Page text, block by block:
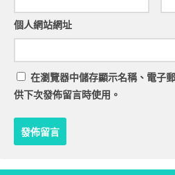
個人網站網址
在瀏覽器中儲存顯示名稱、電子
供下次發佈留言時使用。